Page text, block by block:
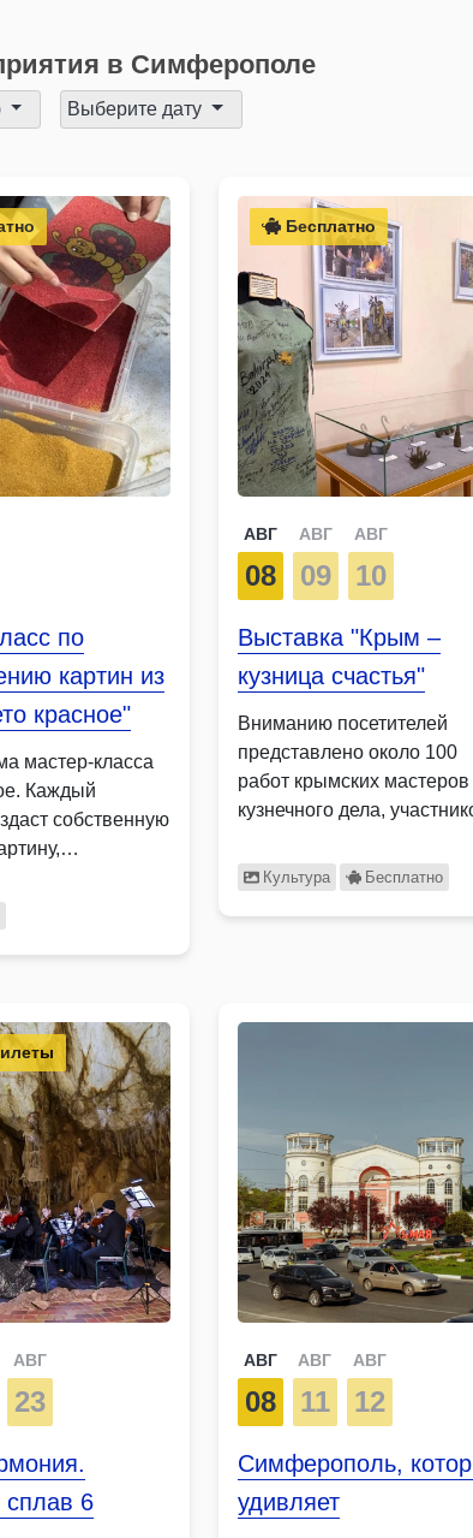
в Симферополе
Выберите дату
по
картин из
красное"
мастер-класса
Каждый
собственную
Бесплатно
АВГ
08
АВГ
09
АВГ
10
Выставка "Крым –
кузница счастья"
Вниманию посетителей
представлено около 100
работ крымских мастеров
кузнечного дела,
Культура Бесплатно
АВГ
23
сплав 6
АВГ
08
АВГ
11
АВГ
12
Симферополь,
удивляет